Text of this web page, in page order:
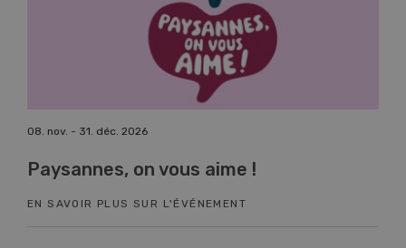
08. nov. - 31. déc. 2026
Paysannes, on vous aime !
EN SAVOIR PLUS SUR L'ÉVÉNEMENT